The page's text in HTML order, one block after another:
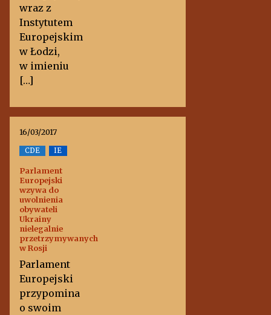
wraz z
Instytutem
Europejskim
w Łodzi,
w imieniu
[…]
16/03/2017
CDE IE
Parlament
Europejski
wzywa do
uwolnienia
obywateli
Ukrainy
nielegalnie
przetrzymywanych
w Rosji
Parlament
Europejski
przypomina
o swoim